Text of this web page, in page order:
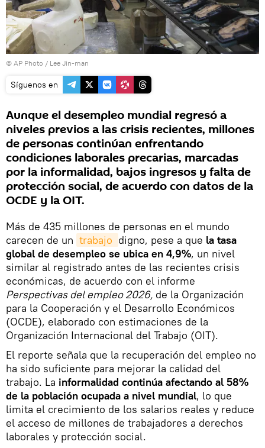
© AP Photo / Lee Jin-man
Síguenos en
Aunque el desempleo mundial regresó a
niveles previos a las crisis recientes, millones
de personas continúan enfrentando
condiciones laborales precarias, marcadas
por la informalidad, bajos ingresos y falta de
protección social, de acuerdo con datos de la
OCDE y la OIT.
Más de 435 millones de personas en el mundo
carecen de un trabajo digno, pese a que la tasa
global de desempleo se ubica en 4,9%, un nivel
similar al registrado antes de las recientes crisis
económicas, de acuerdo con el informe
Perspectivas del empleo 2026, de la Organización
para la Cooperación y el Desarrollo Económicos
(OCDE), elaborado con estimaciones de la
Organización Internacional del Trabajo (OIT).
El reporte señala que la recuperación del empleo no
ha sido suficiente para mejorar la calidad del
trabajo. La informalidad continúa afectando al 58%
de la población ocupada a nivel mundial, lo que
limita el crecimiento de los salarios reales y reduce
el acceso de millones de trabajadores a derechos
laborales y protección social.